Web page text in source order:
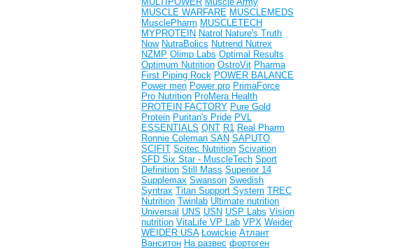
MUSCLE WARFARE MUSCLEMEDS
MusclePharm MUSCLETECH
MYPROTEIN Natrol Nature's Truth
Now NutraBolics Nutrend Nutrex
NZMP Olimp Labs Optimal Results
Optimum Nutrition OstroVit Pharma
First Piping Rock POWER BALANCE
Power men Power pro PrimaForce
Pro Nutrition ProMera Health
PROTEIN FACTORY Pure Gold
Protein Puritan's Pride PVL
ESSENTIALS QNT R1 Real Pharm
Ronnie Coleman SAN SAPUTO
SCIFIT Scitec Nutrition Scivation
SFD Six Star - MuscleTech Sport
Definition Still Mass Superior 14
Supplemax Swanson Swedish
Syntrax Titan Support System TREC
Nutrition Twinlab Ultimate nutrition
Universal UNS USN USP Labs Vision
nutrition VitaLife VP Lab VPX Weider
WEIDER USA Łowickie Атлант
Ванситон На развес фортоген